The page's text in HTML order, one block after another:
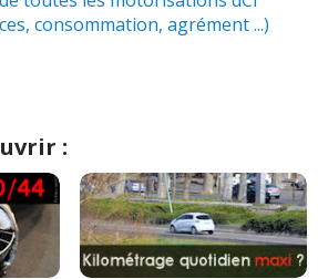
consommation, agrément ...)
: